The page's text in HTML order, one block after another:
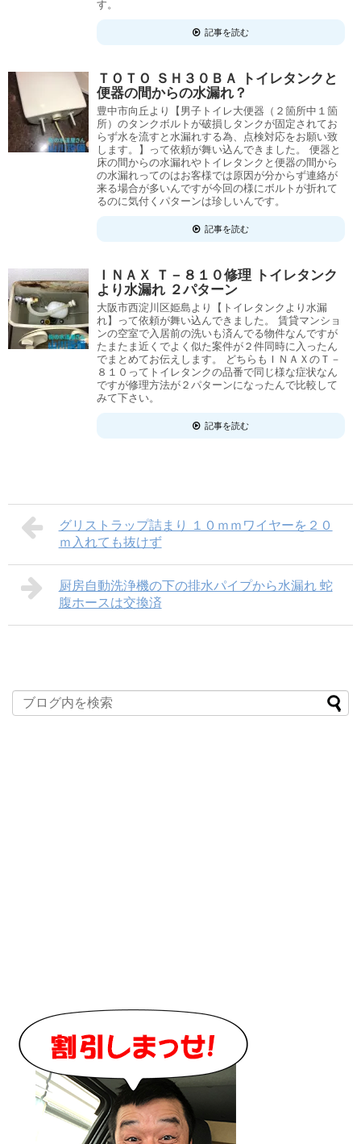
す。
記事を読む
ＴＯＴＯ ＳＨ３０ＢＡ トイレタンクと
便器の間からの水漏れ？
豊中市向丘より【男子トイレ大便器（２箇所中１箇
所）のタンクボルトが破損しタンクが固定されてお
らず水を流すと水漏れする為、点検対応をお願い致
します。】って依頼が舞い込んできました。 便器と
床の間からの水漏れやトイレタンクと便器の間から
の水漏れってのはお客様では原因が分からず連絡が
来る場合が多いんですが今回の様にボルトが折れて
るのに気付くパターンは珍しいんです。
記事を読む
ＩＮＡＸ Ｔ－８１０修理 トイレタンク
より水漏れ ２パターン
大阪市西淀川区姫島より【トイレタンクより水漏
れ】って依頼が舞い込んできました。 賃貸マンショ
ンの空室で入居前の洗いも済んでる物件なんですが
たまたま近くでよく似た案件が２件同時に入ったん
でまとめてお伝えします。 どちらもＩＮＡＸのＴ－
８１０ってトイレタンクの品番で同じ様な症状なん
ですが修理方法が２パターンになったんで比較して
みて下さい。
記事を読む
グリストラップ詰まり １０ｍｍワイヤーを２０
ｍ入れても抜けず
厨房自動洗浄機の下の排水パイプから水漏れ 蛇
腹ホースは交換済